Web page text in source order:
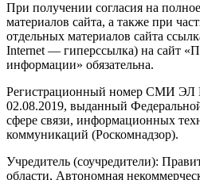
При получении согласия на
материалов сайта, а также при
отдельных материалов сайта
Internet — гиперссылка) на сайт
информации» обязательна.
Регистрационный номер СМИ
02.08.2019, выданный
сфере связи, информационных
коммуникаций (Роскомнадзор).
Учредитель (соучредители):
области, Автономная